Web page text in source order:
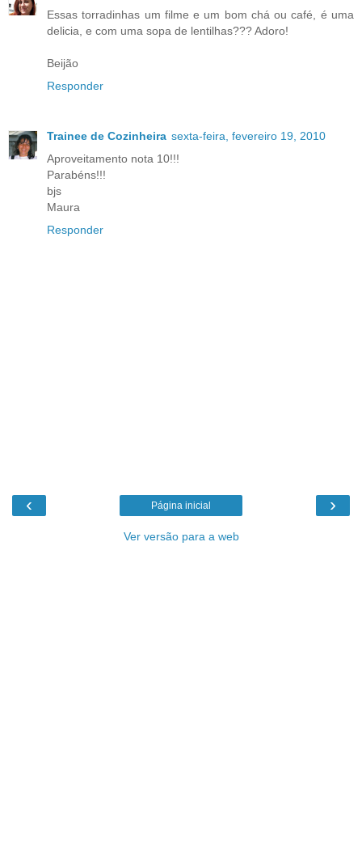
Essas torradinhas um filme e um bom chá ou café, é uma
delicia, e com uma sopa de lentilhas??? Adoro!
Beijão
Responder
Trainee de Cozinheira sexta-feira, fevereiro 19, 2010
Aproveitamento nota 10!!!
Parabéns!!!
bjs
Maura
Responder
‹ ›
Página inicial
Ver versão para a web